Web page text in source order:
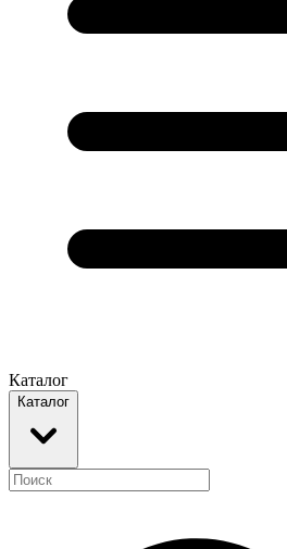
Каталог
Каталог